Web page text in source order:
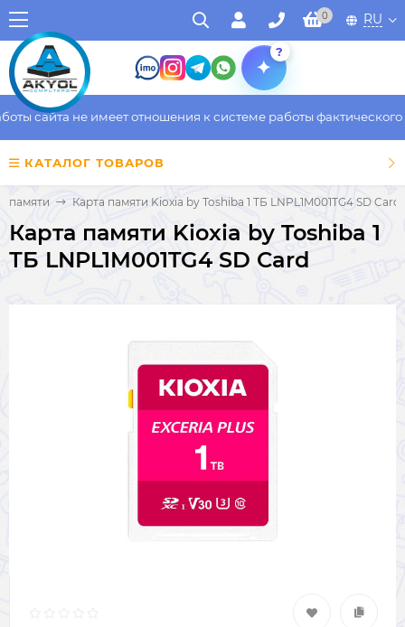
0 RU
?
сайта не имеет отношения к системе работы фактического
КАТАЛОГ ТОВАРОВ
памяти Карта памяти Kioxia by Toshiba 1 ТБ LNPL1M001TG4 SD Card
Карта памяти Kioxia by Toshiba 1
ТБ LNPL1M001TG4 SD Card